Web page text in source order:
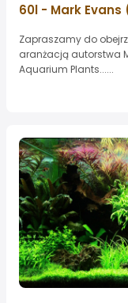
60l - Mark
Zapraszamy do
aranżacją autorstwa
Aquarium Plants......